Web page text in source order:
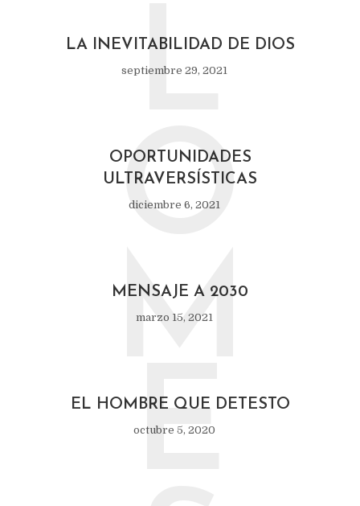
LA INEVITABILIDAD DE DIOS
septiembre 29, 2021
L
OPORTUNIDADES
ULTRAVERSÍSTICAS
diciembre 6, 2021
O
MENSAJE A 2030
marzo 15, 2021
M
EL HOMBRE QUE DETESTO
octubre 5, 2020
E